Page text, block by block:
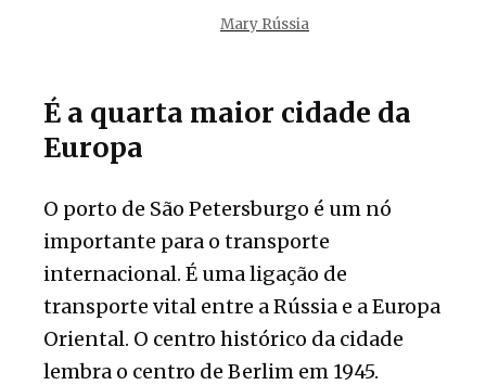
Mary Rússia
É a quarta maior cidade da
Europa
O porto de São Petersburgo é um nó
importante para o transporte
internacional. É uma ligação de
transporte vital entre a Rússia e a Europa
Oriental. O centro histórico da cidade
lembra o centro de Berlim em 1945.